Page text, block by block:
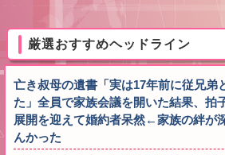
厳選おすすめヘッドライン
亡き叔母の遺書「実は17年前に従兄弟
た」全員で家族会議を開いた結果、拍
展開を迎えて婚約者呆然←家族の絆が
んかった